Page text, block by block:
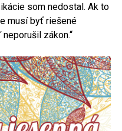
som nedostal. Ak to
musí byť riešené
zákon.“